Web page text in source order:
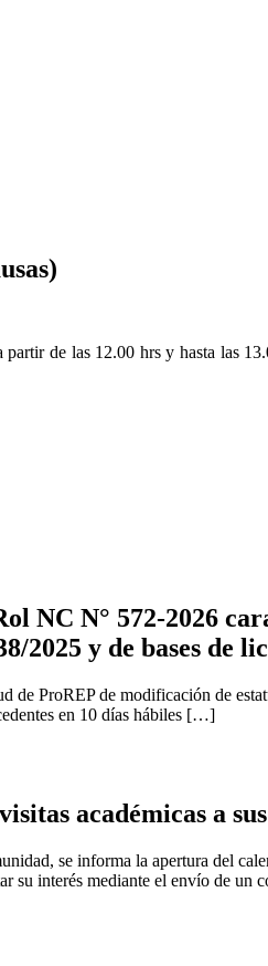
de las 12.00 hrs y hasta las
NC N° 572-2026
2025 y de bases de
ProREP de modificación de
en 10 días hábiles […]
académicas a
se informa la apertura del
su interés mediante el envío de un